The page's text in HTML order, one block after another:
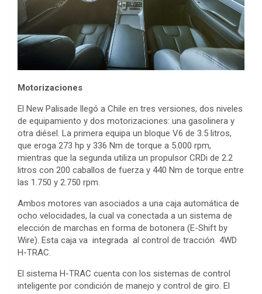
Motorizaciones
El New Palisade llegó a Chile en tres versiones, dos niveles
de equipamiento y dos motorizaciones: una gasolinera y
otra diésel. La primera equipa un bloque V6 de 3.5 litros,
que eroga 273 hp y 336 Nm de torque a 5.000 rpm,
mientras que la segunda utiliza un propulsor CRDi de 2.2
litros con 200 caballos de fuerza y 440 Nm de torque entre
las 1.750 y 2.750 rpm.
Ambos motores van asociados a una caja automática de
ocho velocidades, la cual va conectada a un sistema de
elección de marchas en forma de botonera (E-Shift by
Wire). Esta caja va integrada al control de tracción 4WD
H-TRAC.
El sistema H-TRAC cuenta con los sistemas de control
inteligente por condición de manejo y control de giro. El